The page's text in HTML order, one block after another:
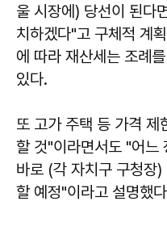
울 시장에) 당선이 된다
치하겠다"고 구체적 계
에 따라 재산세는 조례
있다.
또 고가 주택 등 가격 제
할 것"이라면서도 "어느
바로 (각 자치구 구청장
할 예정"이라고 설명했